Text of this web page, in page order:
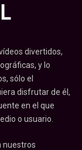
divertidos,
y lo
sólo el
disfrutar de él,
en el que
o usuario.
nuestros